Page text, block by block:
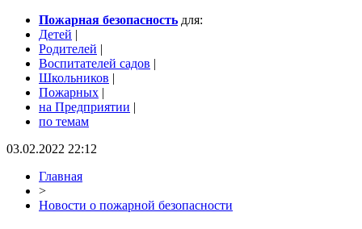
Пожарная безопасность для:
Детей |
Родителей |
Воспитателей садов |
Школьников |
Пожарных |
на Предприятии |
по темам
03.02.2022 22:12
Главная
>
Новости о пожарной безопасности